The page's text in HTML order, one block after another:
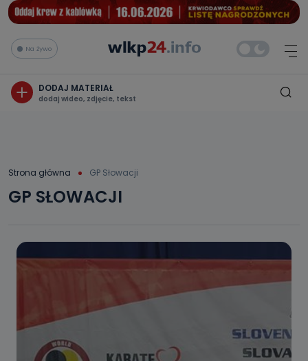
Na żywo
DODAJ MATERIAŁ
dodaj wideo, zdjęcie, tekst
Strona główna GP Słowacji
GP SŁOWACJI